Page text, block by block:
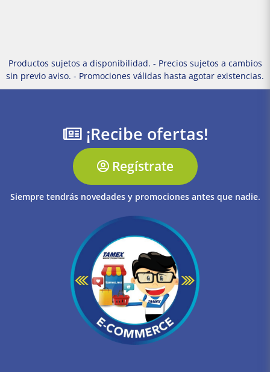
Productos sujetos a disponibilidad. - Precios sujetos a cambios
sin previo aviso. - Promociones válidas hasta agotar existencias.
¡Recibe ofertas!
Regístrate
Siempre tendrás novedades y promociones antes que nadie.